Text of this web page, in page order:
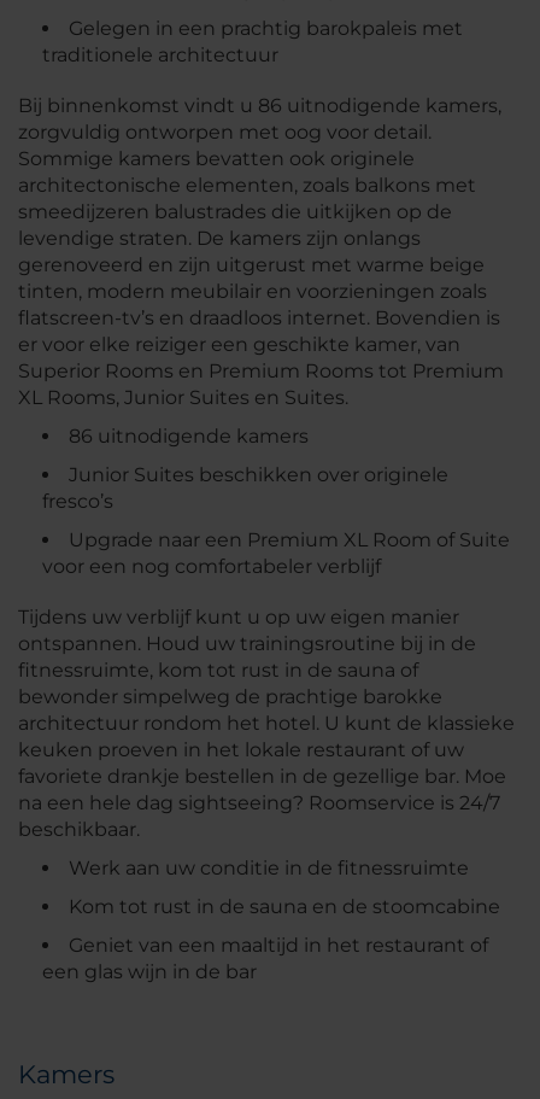
Gelegen in een prachtig barokpaleis met
traditionele architectuur
Bij binnenkomst vindt u 86 uitnodigende kamers,
zorgvuldig ontworpen met oog voor detail.
Sommige kamers bevatten ook originele
architectonische elementen, zoals balkons met
smeedijzeren balustrades die uitkijken op de
levendige straten. De kamers zijn onlangs
gerenoveerd en zijn uitgerust met warme beige
tinten, modern meubilair en voorzieningen zoals
flatscreen-tv’s en draadloos internet. Bovendien is
er voor elke reiziger een geschikte kamer, van
Superior Rooms en Premium Rooms tot Premium
XL Rooms, Junior Suites en Suites.
86 uitnodigende kamers
Junior Suites beschikken over originele
fresco’s
Upgrade naar een Premium XL Room of Suite
voor een nog comfortabeler verblijf
Tijdens uw verblijf kunt u op uw eigen manier
ontspannen. Houd uw trainingsroutine bij in de
fitnessruimte, kom tot rust in de sauna of
bewonder simpelweg de prachtige barokke
architectuur rondom het hotel. U kunt de klassieke
keuken proeven in het lokale restaurant of uw
favoriete drankje bestellen in de gezellige bar. Moe
na een hele dag sightseeing? Roomservice is 24/7
beschikbaar.
Werk aan uw conditie in de fitnessruimte
Kom tot rust in de sauna en de stoomcabine
Geniet van een maaltijd in het restaurant of
een glas wijn in de bar
Kamers